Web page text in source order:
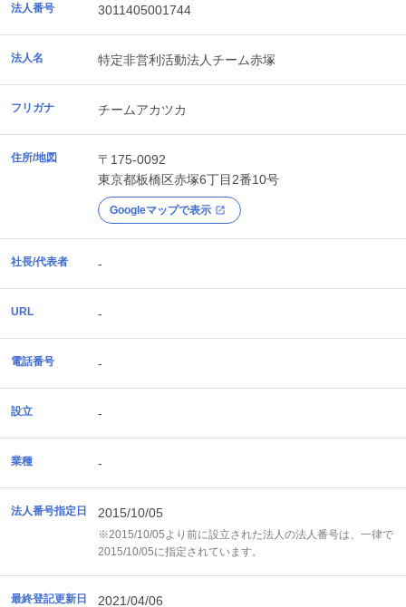
法人番号 3011405001744
法人名 特定非営利活動法人チーム赤塚
フリガナ チームアカツカ
住所/地図
〒175-0092
東京都板橋区赤塚6丁目2番10号
Googleマップで表示
社長/代表者 -
URL -
電話番号 -
設立 -
業種 -
法人番号指定日 2015/10/05
※2015/10/05より前に設立された法人の法人番号は、一律で
2015/10/05に指定されています。
最終登記更新日 2021/04/06